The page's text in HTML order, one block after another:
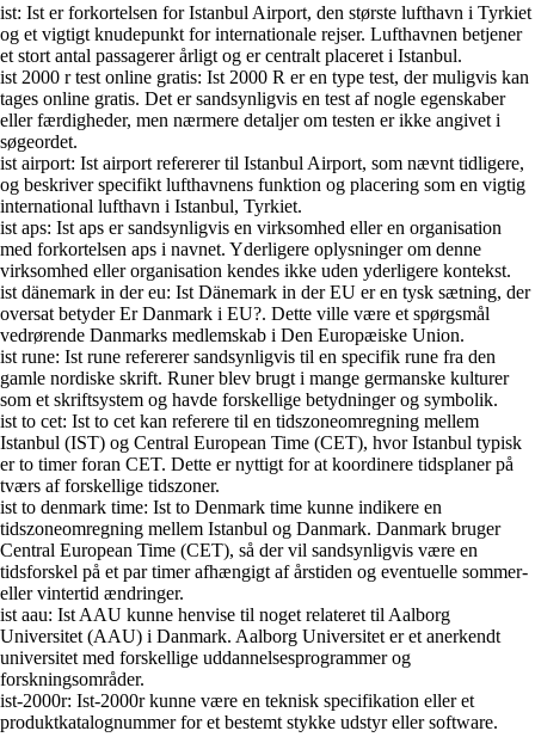
ist: Ist er forkortelsen for Istanbul Airport, den største lufthavn i Tyrkiet
og et vigtigt knudepunkt for internationale rejser. Lufthavnen betjener
et stort antal passagerer årligt og er centralt placeret i Istanbul.
ist 2000 r test online gratis: Ist 2000 R er en type test, der muligvis kan
tages online gratis. Det er sandsynligvis en test af nogle egenskaber
eller færdigheder, men nærmere detaljer om testen er ikke angivet i
søgeordet.
ist airport: Ist airport refererer til Istanbul Airport, som nævnt tidligere,
og beskriver specifikt lufthavnens funktion og placering som en vigtig
international lufthavn i Istanbul, Tyrkiet.
ist aps: Ist aps er sandsynligvis en virksomhed eller en organisation
med forkortelsen aps i navnet. Yderligere oplysninger om denne
virksomhed eller organisation kendes ikke uden yderligere kontekst.
ist dänemark in der eu: Ist Dänemark in der EU er en tysk sætning, der
oversat betyder Er Danmark i EU?. Dette ville være et spørgsmål
vedrørende Danmarks medlemskab i Den Europæiske Union.
ist rune: Ist rune refererer sandsynligvis til en specifik rune fra den
gamle nordiske skrift. Runer blev brugt i mange germanske kulturer
som et skriftsystem og havde forskellige betydninger og symbolik.
ist to cet: Ist to cet kan referere til en tidszoneomregning mellem
Istanbul (IST) og Central European Time (CET), hvor Istanbul typisk
er to timer foran CET. Dette er nyttigt for at koordinere tidsplaner på
tværs af forskellige tidszoner.
ist to denmark time: Ist to Denmark time kunne indikere en
tidszoneomregning mellem Istanbul og Danmark. Danmark bruger
Central European Time (CET), så der vil sandsynligvis være en
tidsforskel på et par timer afhængigt af årstiden og eventuelle sommer-
eller vintertid ændringer.
ist aau: Ist AAU kunne henvise til noget relateret til Aalborg
Universitet (AAU) i Danmark. Aalborg Universitet er et anerkendt
universitet med forskellige uddannelsesprogrammer og
forskningsområder.
ist-2000r: Ist-2000r kunne være en teknisk specifikation eller et
produktkatalognummer for et bestemt stykke udstyr eller software.